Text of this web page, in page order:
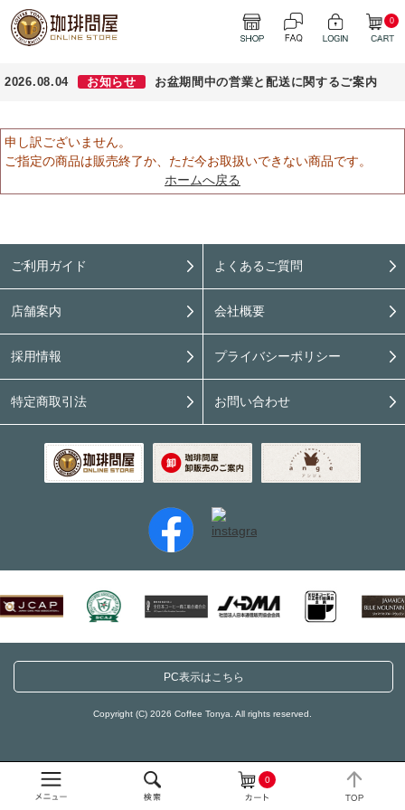
0
0
2026.08.04 お知らせ お盆期間中の営業と配送に関するご案内
申し訳ございません。
ご指定の商品は販売終了か、ただ今お取扱いできない商品です。
ホームへ戻る
ご利用ガイド よくあるご質問
店舗案内 会社概要
採用情報 プライバシーポリシー
特定商取引法 お問い合わせ
PC表示はこちら
Copyright (C) 2026 Coffee Tonya. All rights reserved.